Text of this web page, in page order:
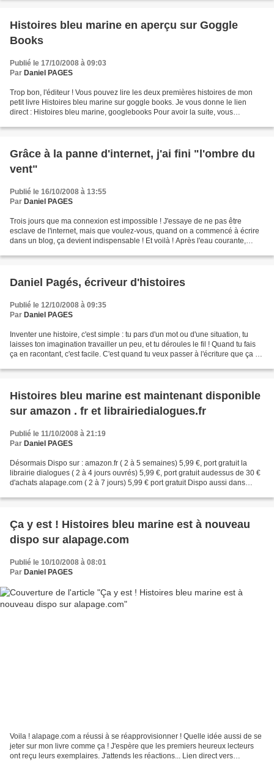
Histoires bleu marine en aperçu sur Goggle
Books
Publié le 17/10/2008 à 09:03
Par Daniel PAGES
Trop bon, l'éditeur ! Vous pouvez lire les deux premières histoires de mon
petit livre Histoires bleu marine sur goggle books. Je vous donne le lien
direct : Histoires bleu marine, googlebooks Pour avoir la suite, vous
Grâce à la panne d'internet, j'ai fini "l'ombre du
vent"
Publié le 16/10/2008 à 13:55
Par Daniel PAGES
Trois jours que ma connexion est impossible ! J'essaye de ne pas être
esclave de l'internet, mais que voulez-vous, quand on a commencé à écrire
dans un blog, ça devient indispensable ! Et voilà ! Après l'eau courante,
Daniel Pagés, écriveur d'histoires
Publié le 12/10/2008 à 09:35
Par Daniel PAGES
Inventer une histoire, c'est simple : tu pars d'un mot ou d'une situation, tu
laisses ton imagination travailler un peu, et tu déroules le fil ! Quand tu fais
ça en racontant, c'est facile. C'est quand tu veux passer à l'écriture que ça se
Histoires bleu marine est maintenant disponible
sur amazon . fr et librairiedialogues.fr
Publié le 11/10/2008 à 21:19
Par Daniel PAGES
Désormais Dispo sur : amazon.fr ( 2 à 5 semaines) 5,99 €, port gratuit la
librairie dialogues ( 2 à 4 jours ouvrés) 5,99 €, port gratuit audessus de 30 €
d'achats alapage.com ( 2 à 7 jours) 5,99 € port gratuit Dispo aussi dans
Ça y est ! Histoires bleu marine est à nouveau
dispo sur alapage.com
Publié le 10/10/2008 à 08:01
Par Daniel PAGES
Voila ! alapage.com a réussi à se réapprovisionner ! Quelle idée aussi de se
jeter sur mon livre comme ça ! J'espère que les premiers heureux lecteurs
ont reçu leurs exemplaires. J'attends les réactions... Lien direct vers